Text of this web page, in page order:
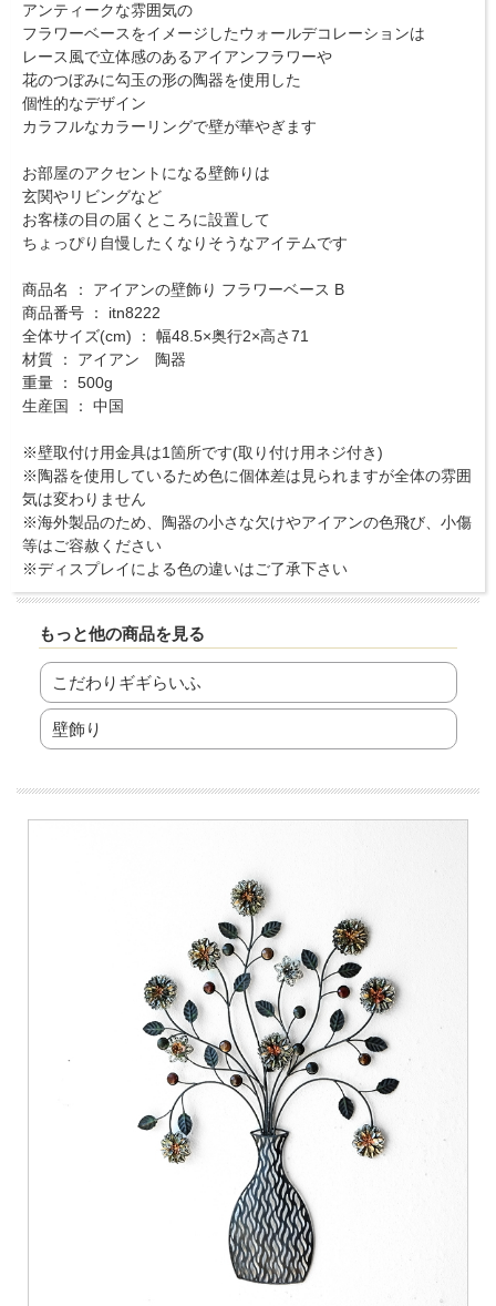
アンティークな雰囲気の
フラワーベースをイメージしたウォールデコレーションは
レース風で立体感のあるアイアンフラワーや
花のつぼみに勾玉の形の陶器を使用した
個性的なデザイン
カラフルなカラーリングで壁が華やぎます
お部屋のアクセントになる壁飾りは
玄関やリビングなど
お客様の目の届くところに設置して
ちょっぴり自慢したくなりそうなアイテムです
商品名 ： アイアンの壁飾り フラワーベース B
商品番号 ： itn8222
全体サイズ(cm) ： 幅48.5×奥行2×高さ71
材質 ： アイアン 陶器
重量 ： 500g
生産国 ： 中国
※壁取付け用金具は1箇所です(取り付け用ネジ付き)
※陶器を使用しているため色に個体差は見られますが全体の雰囲
気は変わりません
※海外製品のため、陶器の小さな欠けやアイアンの色飛び、小傷
等はご容赦ください
※ディスプレイによる色の違いはご了承下さい
もっと他の商品を見る
こだわりギギらいふ
壁飾り